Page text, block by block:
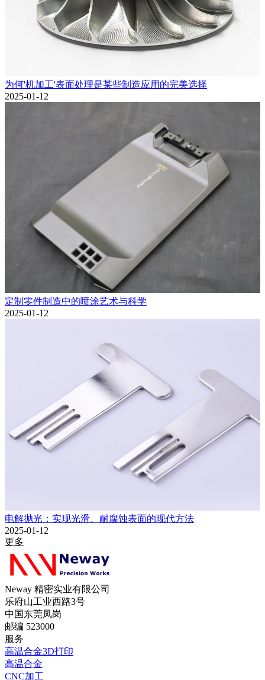
为何'机加工'表面处理是某些制造应用的完美选择
2025-01-12
定制零件制造中的喷涂艺术与科学
2025-01-12
电解抛光：实现光滑、耐腐蚀表面的现代方法
2025-01-12
更多
Neway 精密实业有限公司
乐府山工业西路3号
中国东莞凤岗
邮编 523000
服务
高温合金3D打印
高温合金
CNC加工